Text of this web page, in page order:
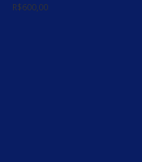
R$600,00